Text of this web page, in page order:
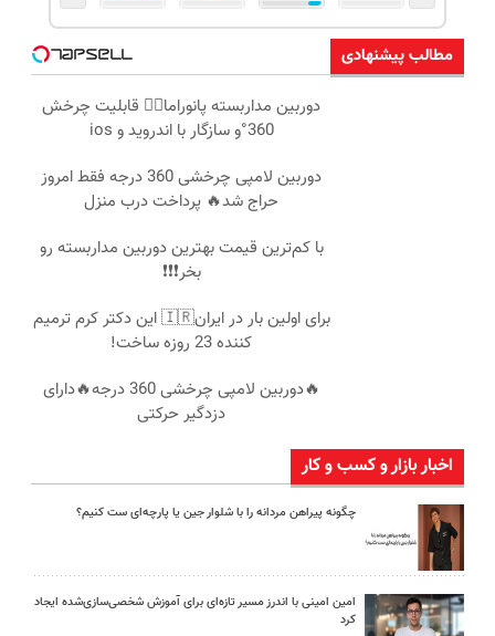
مطالب پیشنهادی
دوربین مداربسته پانوراما👈🏻 قابلیت چرخش
360°و سازگار با اندروید و ios
دوربین لامپی چرخشی 360 درجه فقط امروز
حراج شد🔥 پرداخت درب منزل
با کم‌ترین قیمت بهترین دوربین مداربسته رو
بخر❗❗❗
برای اولین بار در ایران🇮🇷 این دکتر کرم ترمیم
کننده 23 روزه ساخت!
🔥دوربین لامپی چرخشی 360 درجه🔥دارای
دزدگیر حرکتی
اخبار بازار و کسب و کار
چگونه پیراهن مردانه را با شلوار جین یا پارچه‌ای ست کنیم؟
امین امینی با اندرز مسیر تازه‌ای برای آموزش شخصی‌سازی‌شده ایجاد
کرد